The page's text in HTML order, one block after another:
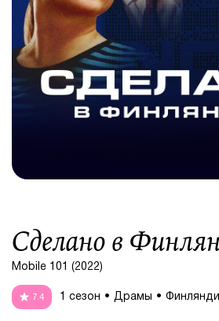
Сделано в
Mobile 101 (2022)
7.4 1 сезон Драмы